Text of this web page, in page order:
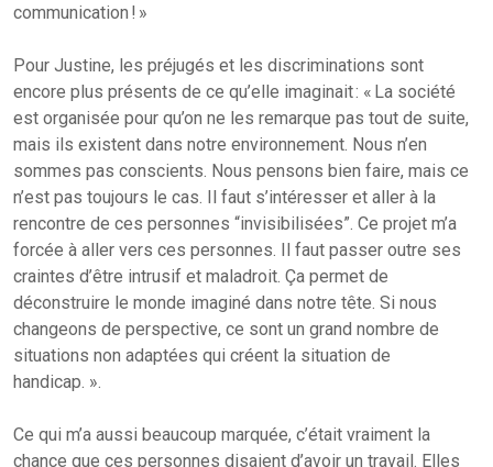
communication ! »
Pour Justine, les préjugés et les discriminations sont
encore plus présents de ce qu’elle imaginait : « La société
est organisée pour qu’on ne les remarque pas tout de suite,
mais ils existent dans notre environnement. Nous n’en
sommes pas conscients. Nous pensons bien faire, mais ce
n’est pas toujours le cas. Il faut s’intéresser et aller à la
rencontre de ces personnes “invisibilisées”. Ce projet m’a
forcée à aller vers ces personnes. Il faut passer outre ses
craintes d’être intrusif et maladroit. Ça permet de
déconstruire le monde imaginé dans notre tête. Si nous
changeons de perspective, ce sont un grand nombre de
situations non adaptées qui créent la situation de
handicap. ».
Ce qui m’a aussi beaucoup marquée, c’était vraiment la
chance que ces personnes disaient d’avoir un travail. Elles